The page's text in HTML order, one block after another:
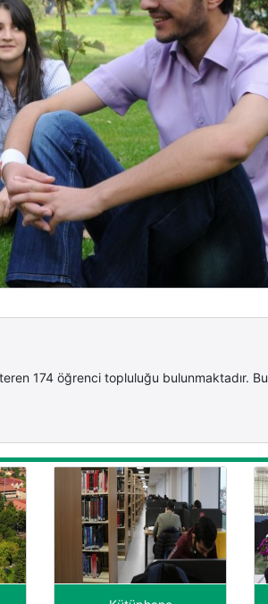
174 öğrenci topluluğu bulunmaktadır. Bu